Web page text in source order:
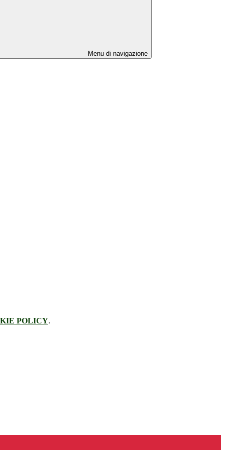
Menu di navigazione
POLICY.